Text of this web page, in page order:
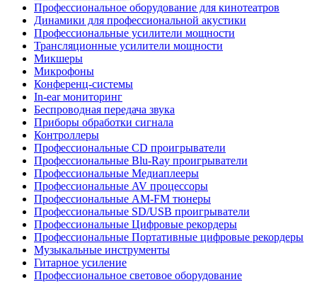
Профессиональное оборудование для кинотеатров
Динамики для профессиональной акустики
Профессиональные усилители мощности
Трансляционные усилители мощности
Микшеры
Микрофоны
Конференц-системы
In-ear мониторинг
Беспроводная передача звука
Приборы обработки сигнала
Контроллеры
Профессиональные СD проигрыватели
Профессиональные Blu-Ray проигрыватели
Профессиональные Медиаплееры
Профессиональные AV процессоры
Профессиональные AM-FM тюнеры
Профессиональные SD/USB проигрыватели
Профессиональные Цифровые рекордеры
Профессиональные Портативные цифровые рекордеры
Музыкальные инструменты
Гитарное усиление
Профессиональное световое оборудование